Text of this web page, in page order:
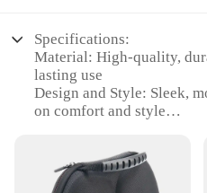
Specifications:
Material: High-quality,
lasting use
Design and Style: Sleek,
on comfort and style
podcasts, or making calls
Typical Adaptive
traveling, or enjoying